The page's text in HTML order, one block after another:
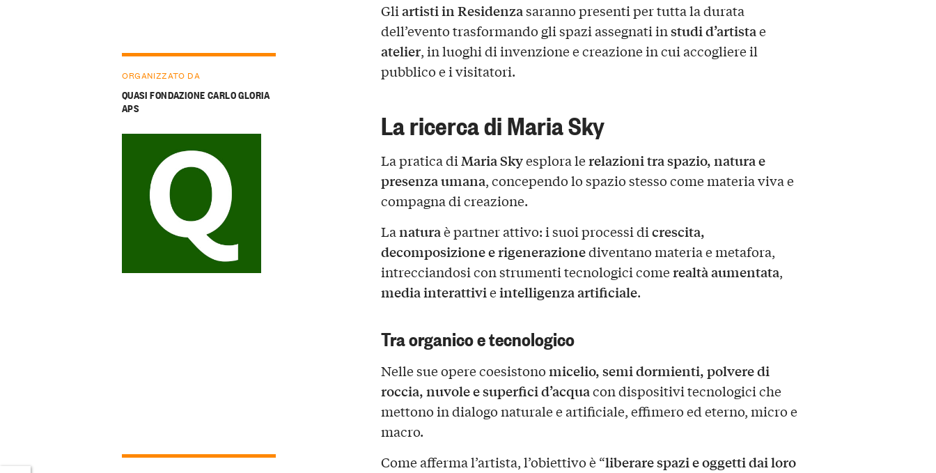
Gliartisti in Residenzasaranno presenti per tutta la durata
dell’evento trasformando gli spazi assegnati instudi d’artistae
atelier, in luoghi di invenzione e creazione in cui accogliere il
pubblico e i visitatori.
La ricerca di Maria Sky
La pratica diMaria Skyesplora lerelazioni tra spazio, natura e
presenza umana, concependo lo spazio stesso come materia viva e
compagna di creazione.
Lanaturaè partner attivo: i suoi processi dicrescita,
decomposizione e rigenerazionediventano materia e metafora,
intrecciandosi con strumenti tecnologici comerealtà aumentata,
media interattivieintelligenza artificiale.
Tra organico e tecnologico
Nelle sue opere coesistonomicelio, semi dormienti, polvere di
roccia, nuvole e superfici d’acquacon dispositivi tecnologici che
mettono in dialogo naturale e artificiale, effimero ed eterno, micro e
macro.
Come afferma l’artista, l’obiettivo è “liberare spazi e oggetti dai loro
ORGANIZZATO DA
QUASI FONDAZIONE CARLO GLORIA
APS